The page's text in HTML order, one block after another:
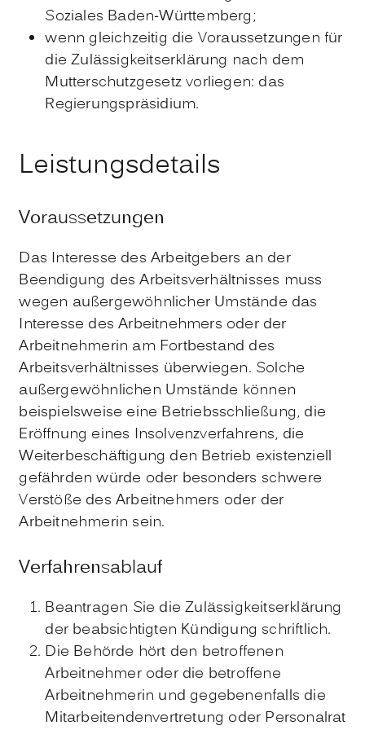
Soziales Baden-Württemberg;
wenn gleichzeitig die Voraussetzungen für
die Zulässigkeitserklärung nach dem
Mutterschutzgesetz vorliegen: das
Regierungspräsidium.
Leistungsdetails
Voraussetzungen
Das Interesse des Arbeitgebers an der
Beendigung des Arbeitsverhältnisses muss
wegen außergewöhnlicher Umstände das
Interesse des Arbeitnehmers oder der
Arbeitnehmerin am Fortbestand des
Arbeitsverhältnisses überwiegen. Solche
außergewöhnlichen Umstände können
beispielsweise eine Betriebsschließung, die
Eröffnung eines Insolvenzverfahrens, die
Weiterbeschäftigung den Betrieb existenziell
gefährden würde oder besonders schwere
Verstöße des Arbeitnehmers oder der
Arbeitnehmerin sein.
Verfahrensablauf
Beantragen Sie die Zulässigkeitserklärung
der beabsichtigten Kündigung schriftlich.
Die Behörde hört den betroffenen
Arbeitnehmer oder die betroffene
Arbeitnehmerin und gegebenenfalls die
Mitarbeitendenvertretung oder Personalrat